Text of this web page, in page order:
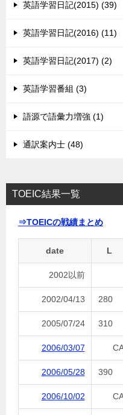
英語学習日記(2015) (39)
英語学習日記(2016) (11)
英語学習日記(2017) (2)
英語学習番組 (3)
語源で語彙力増強 (1)
通訳案内士 (48)
TOEIC結果一覧
⇒TOEICの戦績まとめ
date L
2002以前
2002/04/13 280
2005/07/24 310
2006/03/07
2006/05/28 390
2006/10/02